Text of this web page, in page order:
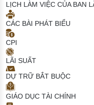
LỊCH LÀM VIỆC CỦA BAN
CÁC BÀI PHÁT BIỂU
CPI
LÃI SUẤT
DỰ TRỮ BẮT BUỘC
GIÁO DỤC TÀI CHÍNH